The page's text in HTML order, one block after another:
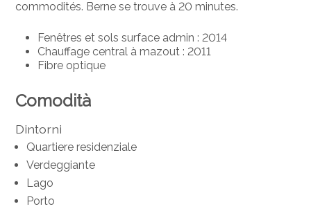
commodités. Berne se trouve à 20 minutes.
Fenêtres et sols surface admin : 2014
Chauffage central à mazout : 2011
Fibre optique
Comodità
Dintorni
Quartiere residenziale
Verdeggiante
Lago
Porto